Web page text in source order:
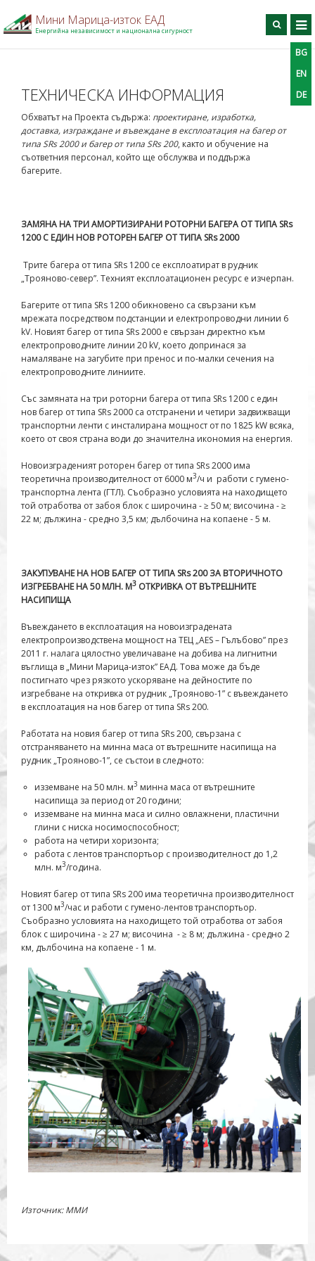
Мини Марица-изток ЕАД
Енергийна независимост и национална сигурност
Търси
BG
EN
DE
ТЕХНИЧЕСКА ИНФОРМАЦИЯ
Обхватът на Проекта съдържа: проектиране, изработка,
доставка, изграждане и въвеждане в експлоатация на багер от
типа SRs 2000 и багер от типа SRs 200, както и обучение на
съответния персонал, който ще обслужва и поддържа
багерите.
ЗАМЯНА НА ТРИ АМОРТИЗИРАНИ РОТОРНИ БАГЕРА ОТ ТИПА SRs
1200 С ЕДИН НОВ РОТОРЕН БАГЕР ОТ ТИПА SRs 2000
Трите багера от типа SRs 1200 се експлоатират в рудник
„Трояново-север”. Техният експлоатационен ресурс е изчерпан.
Багерите от типа SRs 1200 обикновено са свързани към
мрежата посредством подстанции и електропроводни линии 6
kV. Новият багер от типа SRs 2000 е свързан директно към
електропроводните линии 20 kV, което допринася за
намаляване на загубите при пренос и по-малки сечения на
електропроводните линиите.
Със замяната на три роторни багера от типа SRs 1200 с един
нов багер от типа SRs 2000 са отстранени и четири задвижващи
транспортни ленти с инсталирана мощност от по 1825 kW всяка,
което от своя страна води до значителна икономия на енергия.
Новоизграденият роторен багер от типа SRs 2000 има
теоретична производителност от 6000 м3/ч и работи с гумено-
транспортна лента (ГТЛ). Съобразно условията на находището
той отработва от забоя блок с широчина - ≥ 50 м; височина - ≥
22 м; дължина - средно 3,5 км; дълбочина на копаене - 5 м.
ЗАКУПУВАНЕ НА НОВ БАГЕР ОТ ТИПА SRs 200 ЗА ВТОРИЧНОТО
ИЗГРЕБВАНЕ НА 50 МЛН. М3 ОТКРИВКА ОТ ВЪТРЕШНИТЕ
НАСИПИЩА
Въвеждането в експлоатация на новоизградената
електропроизводствена мощност на ТЕЦ „AES – Гълъбово” през
2011 г. налага цялостно увеличаване на добива на лигнитни
въглища в „Мини Марица-изток” ЕАД. Това може да бъде
постигнато чрез рязкото ускоряване на дейностите по
изгребване на откривка от рудник „Трояново-1” с въвеждането
в експлоатация на нов багер от типа SRs 200.
Работата на новия багер от типа SRs 200, свързана с
отстраняването на минна маса от вътрешните насипища на
рудник „Трояново-1”, се състои в следното:
изземване на 50 млн. м3 минна маса от вътрешните
насипища за период от 20 години;
изземване на минна маса и силно овлажнени, пластични
глини с ниска носимоспособност;
работа на четири хоризонта;
работа с лентов транспортьор с производителност до 1,2
млн. м3/година.
Новият багер от типа SRs 200 има теоретична производителност
от 1300 м3/час и работи с гумено-лентов транспортьор.
Съобразно условията на находището той отработва от забоя
блок с широчина - ≥ 27 м; височина - ≥ 8 м; дължина - средно 2
км, дълбочина на копаене - 1 м.
Източник: ММИ
DE
Начало
За дружеството
Производство
Профил на купувача
Проекти